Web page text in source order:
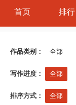
首页 排行
作品类别： 全部
写作进度： 全部
排序方式： 全部